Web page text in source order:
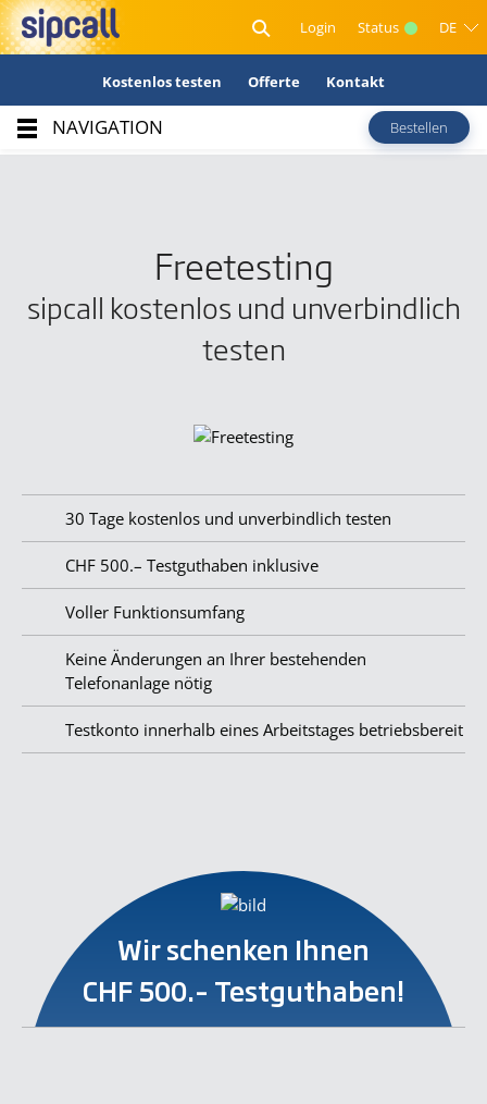
Login Status DE
Kostenlos testen Offerte Kontakt
NAVIGATION Bestellen
kostenlos und unverbindlich.Freetesting
sipcall kostenlos und unverbindlich
testen
30 Tage kostenlos und unverbindlich testen
CHF 500.– Testguthaben inklusive
Voller Funktionsumfang
Keine Änderungen an Ihrer bestehenden
Telefonanlage nötig
Testkonto innerhalb eines Arbeitstages betriebsbereit
Wir schenken Ihnen
CHF 500.– Testguthaben!